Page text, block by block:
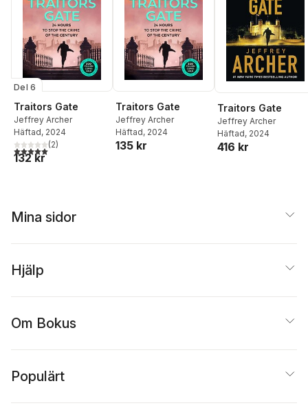
Del 6
Traitors Gate
Jeffrey Archer
Häftad, 2024
5,0utav 5 stjärnor. Totalt antal röster:
(2)
132 kr
Traitors Gate
Jeffrey Archer
Häftad, 2024
135 kr
Traitors Gate
Jeffrey Archer
Häftad, 2024
416 kr
Mina sidor
Hjälp
Om Bokus
Populärt